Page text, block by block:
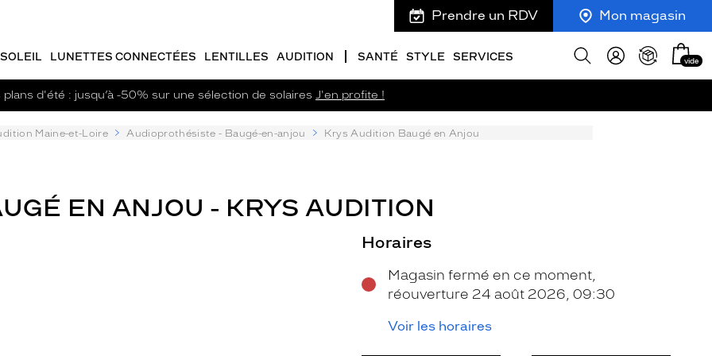
Prendre un RDV Mon magasin
LUNETTES CONNECTÉES LENTILLES AUDITION SANTÉ STYLE SERVICES
Afficher
Mon
panier
vide
plans d'été : jusqu’à -50% sur une sélection de solaires J'en profite !
Maine-et-Loire Audioprothésiste - Baugé-en-anjou Krys Audition Baugé en Anjou
EN ANJOU - KRYS AUDITION
Horaires
Magasin fermé en ce moment,
réouverture 24 août 2026, 09:30
Voir les horaires